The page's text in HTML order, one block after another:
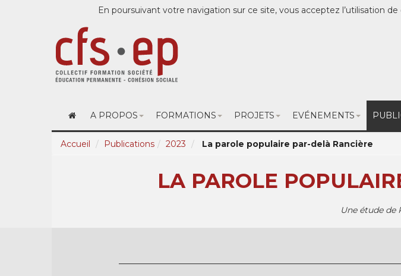
En poursuivant votre navigation sur ce site, vous acceptez l’utilisation
A PROPOS FORMATIONS PROJETS EVÉNEMENTS
Accueil Publications 2023 La parole populaire par-delà Rancière
LA PAROLE
Une étude de